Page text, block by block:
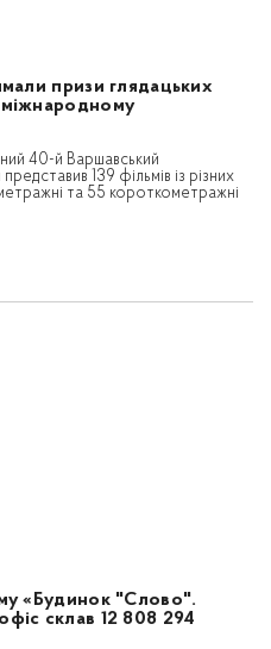
призи глядацьких
міжнародному
40-й Варшавський
139 фільмів із різних
та 55 короткометражні
«Будинок "Слово".
склав 12 808 294